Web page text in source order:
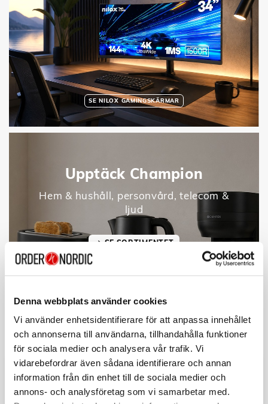
Denna webbplats använder cookies
Vi använder enhetsidentifierare för att anpassa innehållet
och annonserna till användarna, tillhandahålla funktioner
för sociala medier och analysera vår trafik. Vi
vidarebefordrar även sådana identifierare och annan
information från din enhet till de sociala medier och
annons- och analysföretag som vi samarbetar med.
SE NILOX GAMINGSKÄRMAR
Upptäck Champion
Hem & hushåll, personvård, telecom &
ljud
SE SORTIMENTET